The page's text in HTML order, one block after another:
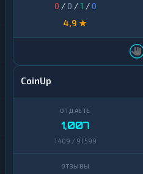
0 / 0 /1 /0
4,9 ★
CoinUp
1,007
1 409 / 91 599